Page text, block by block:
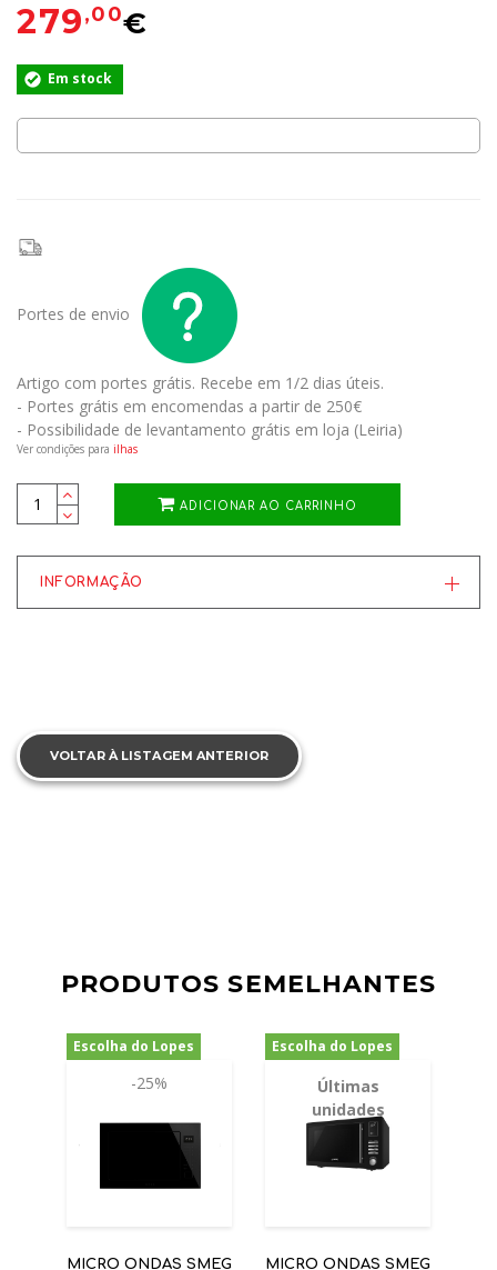
279,00€
Em stock
Portes de envio
Artigo com portes grátis. Recebe em 1/2 dias úteis.
- Portes grátis em encomendas a partir de 250€
- Possibilidade de levantamento grátis em loja (Leiria)
Ver condições para ilhas
ADICIONAR AO CARRINHO
INFORMAÇÃO
VOLTAR À LISTAGEM ANTERIOR
PRODUTOS SEMELHANTES
Escolha do Lopes
-25%
MICRO ONDAS SMEG
Escolha do Lopes
Últimas
unidades
-20%
MICRO ONDAS SMEG